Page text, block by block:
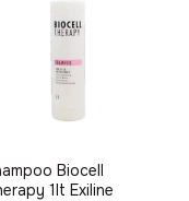
Biocell
1lt Exiline